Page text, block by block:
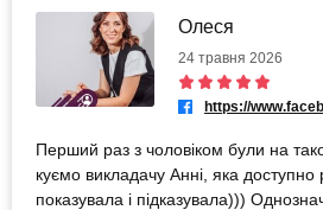
Олеся
24 травня 2026
Перший раз з чоловіком були на
куємо викладачу Анні, яка доступно
показувала і підказувала)))